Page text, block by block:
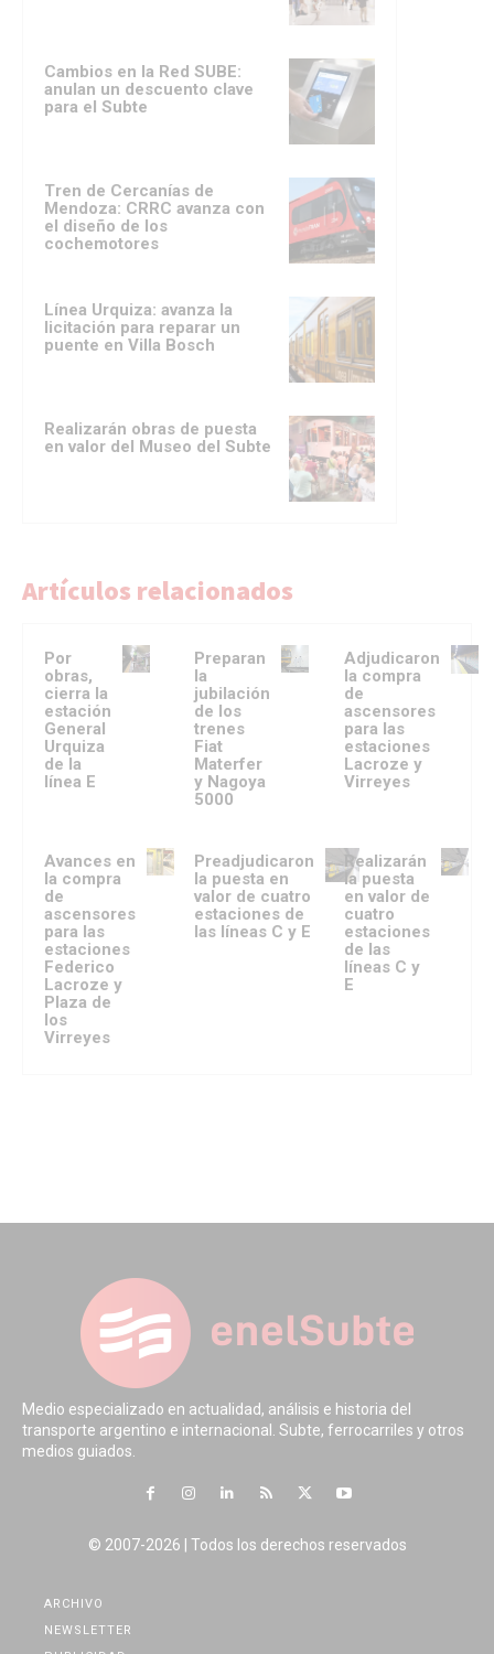
Cambios en la Red SUBE:
anulan un descuento clave
para el Subte
Tren de Cercanías de
Mendoza: CRRC avanza con
el diseño de los
cochemotores
Línea Urquiza: avanza la
licitación para reparar un
puente en Villa Bosch
Realizarán obras de puesta
en valor del Museo del Subte
Artículos relacionados
Por
obras,
cierra la
estación
General
Urquiza
de la
línea E
Preparan
la
jubilación
de los
trenes
Fiat
Materfer
y Nagoya
5000
Adjudicaron
la compra
de
ascensores
para las
estaciones
Lacroze y
Virreyes
Avances en
la compra
de
ascensores
para las
estaciones
Federico
Lacroze y
Plaza de
los
Virreyes
Preadjudicaron
la puesta en
valor de cuatro
estaciones de
las líneas C y E
Realizarán
la puesta
en valor de
cuatro
estaciones
de las
líneas C y
E
Medio especializado en actualidad, análisis e historia del
transporte argentino e internacional. Subte, ferrocarriles y otros
medios guiados.
© 2007-2026 | Todos los derechos reservados
ARCHIVO
NEWSLETTER